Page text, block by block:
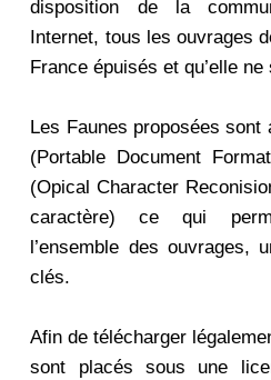
disposition de la
Internet, tous les ouvrages
France épuisés et qu’elle
Les Faunes proposées
(Portable Document
(Opical Character
caractère) ce qui
l’ensemble des ouvrages,
clés.
Afin de télécharger
sont placés sous une